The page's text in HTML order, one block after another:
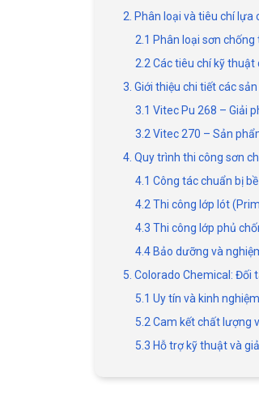
2. Phân loại và tiêu chí
2.1 Phân loại sơn chống
2.2 Các tiêu chí kỹ
3. Giới thiệu chi tiết các
3.1 Vitec Pu 268 – Giải
3.2 Vitec 270 – Sản
4. Quy trình thi công sơn
4.1 Công tác chuẩn bị
4.2 Thi công lớp lót
4.3 Thi công lớp phủ
4.4 Bảo dưỡng và
5. Colorado Chemical:
5.1 Uy tín và kinh
5.2 Cam kết chất lượng
5.3 Hỗ trợ kỹ thuật và